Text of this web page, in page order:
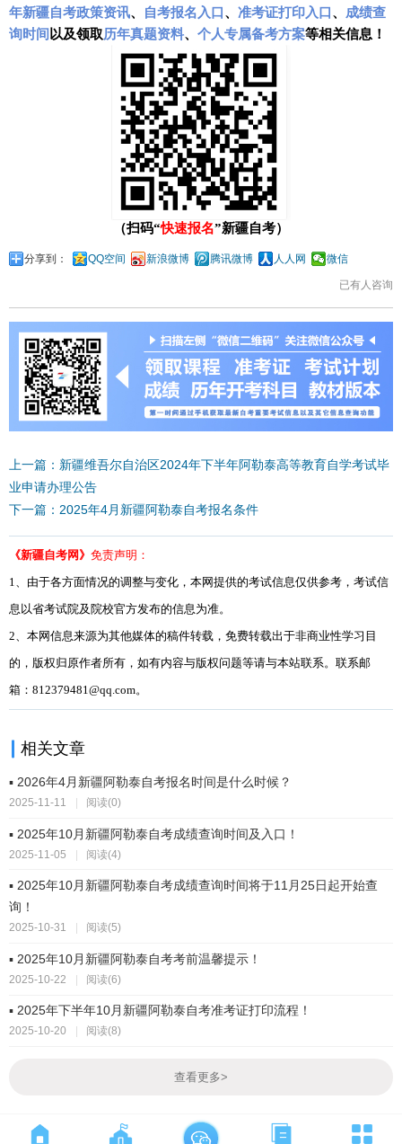
年新疆自考政策资讯、 自考报名入口 、 准考证打印入口 、 成绩查
询时间 以及领取历年真题资料、 个人专属备考方案等相关信息！
（扫码“快速报名”新疆自考）
分享到： QQ空间 新浪微博 腾讯微博 人人网 微信
已有 人咨询
上一篇：新疆维吾尔自治区2024年下半年阿勒泰高等教育自学考试毕
业申请办理公告
下一篇：2025年4月新疆阿勒泰自考报名条件
《新疆自考网》 免责声明：
1、由于各方面情况的调整与变化，本网提供的考试信息仅供参考，考试信
息以省考试院及院校官方发布的信息为准。
2、本网信息来源为其他媒体的稿件转载，免费转载出于非商业性学习目
的，版权归原作者所有，如有内容与版权问题等请与本站联系。联系邮
箱：812379481@qq.com。
相关文章
▪ 2026年4月新疆阿勒泰自考报名时间是什么时候？
2025-11-11 阅读(0)
▪ 2025年10月新疆阿勒泰自考成绩查询时间及入口！
2025-11-05 | 阅读(4)
▪ 2025年10月新疆阿勒泰自考成绩查询时间将于11月25日起开始查
询！
2025-10-31 阅读(5)
▪ 2025年10月新疆阿勒泰自考考前温馨提示！
2025-10-22 | 阅读(6)
▪ 2025年下半年10月新疆阿勒泰自考准考证打印流程！
2025-10-20 阅读(8)
查看更多>